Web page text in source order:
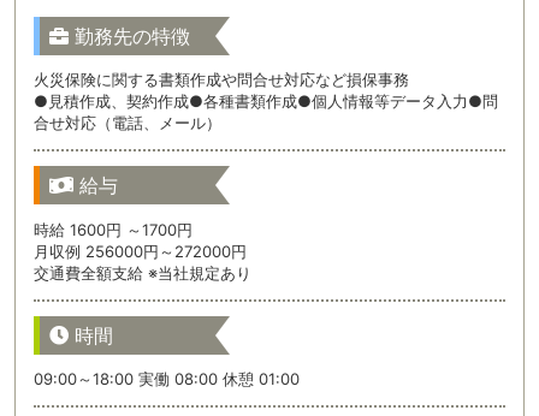
勤務先の特徴
火災保険に関する書類作成や問合せ対応など損保事務
●見積作成、契約作成●各種書類作成●個人情報等データ入力●問
合せ対応（電話、メール）
給与
時給 1600円 ～1700円
月収例 256000円～272000円
交通費全額支給 ※当社規定あり
時間
09:00～18:00 実働 08:00 休憩 01:00